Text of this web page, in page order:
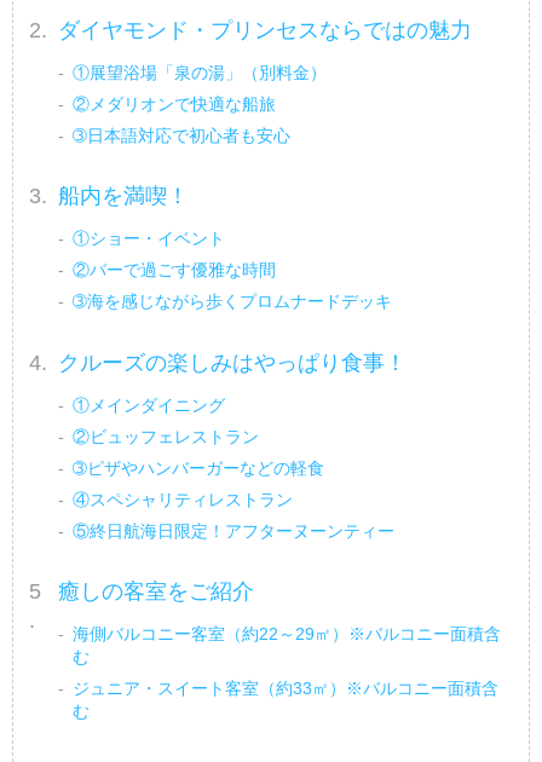
ダイヤモンド・プリンセスならではの魅力
①展望浴場「泉の湯」（別料金）
②メダリオンで快適な船旅
➂日本語対応で初心者も安心
船内を満喫！
①ショー・イベント
②バーで過ごす優雅な時間
➂海を感じながら歩くプロムナードデッキ
クルーズの楽しみはやっぱり食事！
①メインダイニング
②ビュッフェレストラン
➂ピザやハンバーガーなどの軽食
④スペシャリティレストラン
⑤終日航海日限定！アフターヌーンティー
癒しの客室をご紹介
海側バルコニー客室（約22～29㎡）※バルコニー面積含
む
ジュニア・スイート客室（約33㎡）※バルコニー面積含
む